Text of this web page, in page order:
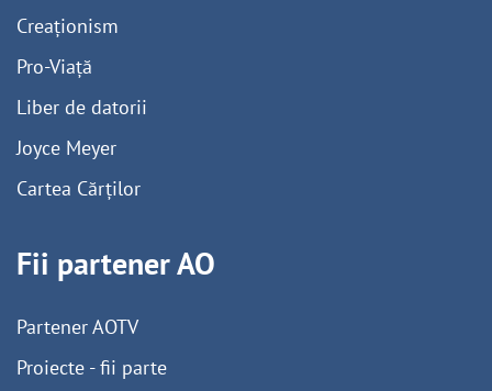
Creaționism
Pro-Viață
Liber de datorii
Joyce Meyer
Cartea Cărților
Fii partener AO
Partener AOTV
Proiecte - fii parte